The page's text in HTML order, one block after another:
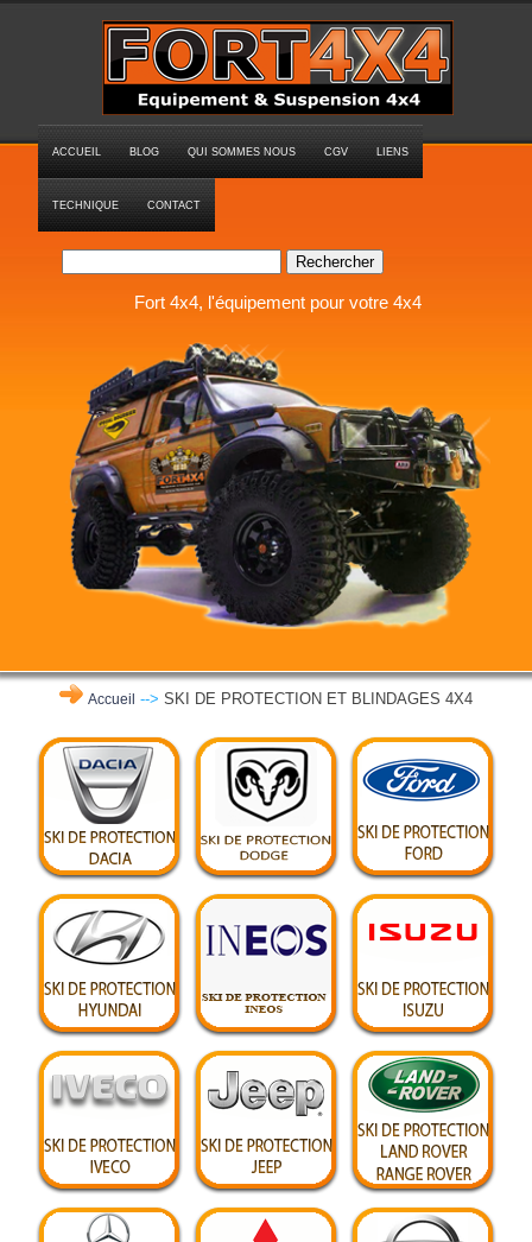
ACCUEIL BLOG QUI SOMMES NOUS CGV LIENS
TECHNIQUE CONTACT
Rechercher
Fort 4x4, l'équipement pour votre 4x4
Accueil --> SKI DE PROTECTION ET BLINDAGES 4X4